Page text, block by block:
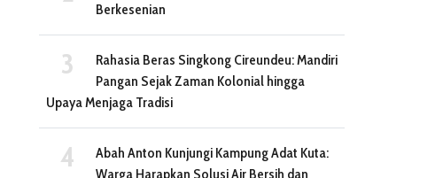
Berkesenian
Rahasia Beras Singkong Cireundeu: Mandiri
Pangan Sejak Zaman Kolonial hingga
Upaya Menjaga Tradisi
Abah Anton Kunjungi Kampung Adat Kuta:
Warga Harapkan Solusi Air Bersih dan